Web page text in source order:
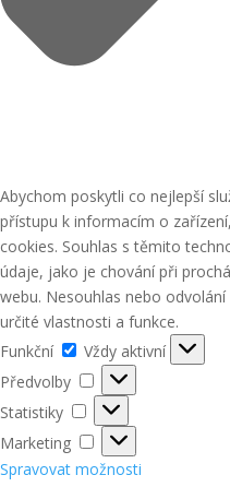
Abychom poskytli co nejlepší
přístupu k informacím o
cookies. Souhlas s těmito
údaje, jako je chování při
webu. Nesouhlas nebo
určité vlastnosti a funkce.
Funkční
Funkční
Vždy aktivní
Předvolby
Předvolby
Statistiky
Statistiky
Marketing
Marketing
Spravovat možnosti